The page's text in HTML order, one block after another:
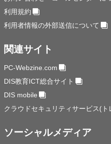
利用規約
利用者情報の外部送信について
関連サイト
PC-Webzine.com
DIS教育ICT総合サイト
DIS mobile
クラウドセキュリティサービス(
ソーシャルメディア